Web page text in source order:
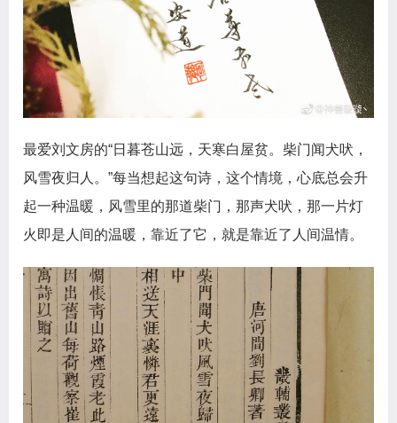
最爱刘文房的“日暮苍山远，天寒白屋贫。柴门闻犬吠，
风雪夜归人。”每当想起这句诗，这个情境，心底总会升
起一种温暖，风雪里的那道柴门，那声犬吠，那一片灯
火即是人间的温暖，靠近了它，就是靠近了人间温情。